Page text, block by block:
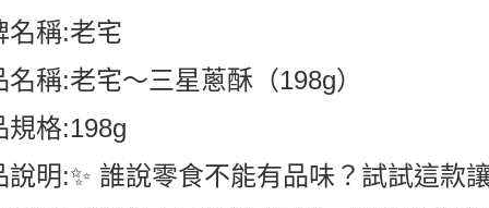
名稱:老宅
名稱:老宅～三星蔥酥（198g）
規格:198g
說明:✨ 誰說零食不能有品味？試試這款